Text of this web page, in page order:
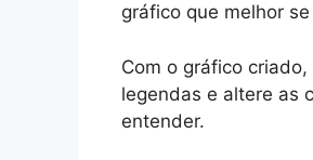
gráfico que melhor
Com o gráfico
legendas e altere as
entender.